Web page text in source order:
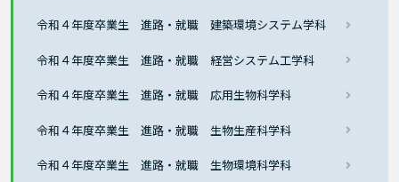
令和４年度卒業生 進路・就職 建築環境システム学科
令和４年度卒業生 進路・就職 経営システム工学科
令和４年度卒業生 進路・就職 応用生物科学科
令和４年度卒業生 進路・就職 生物生産科学科
令和４年度卒業生 進路・就職 生物環境科学科